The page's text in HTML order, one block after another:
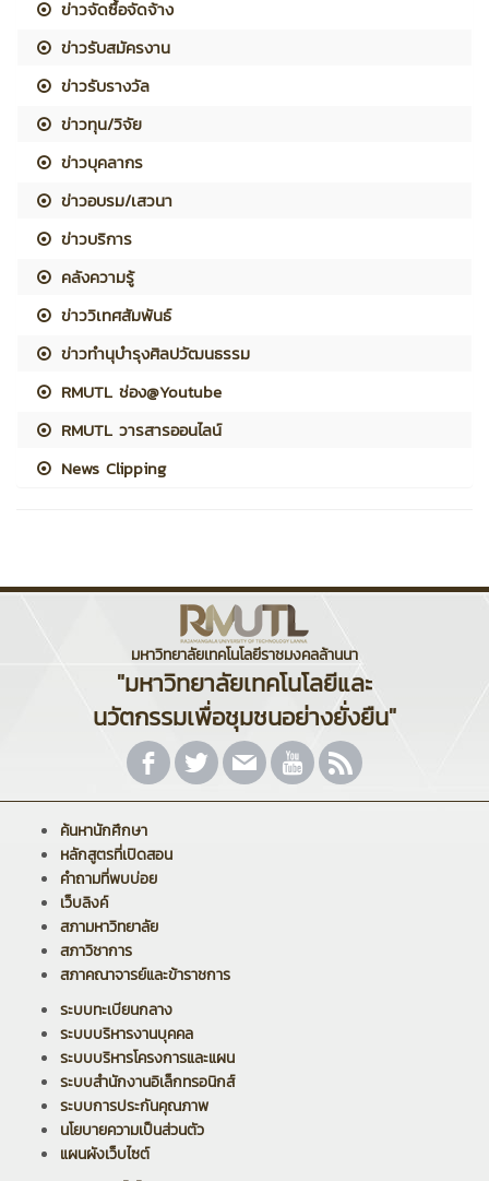
ข่าวจัดซื้อจัดจ้าง
ข่าวรับสมัครงาน
ข่าวรับรางวัล
ข่าวทุน/วิจัย
ข่าวบุคลากร
ข่าวอบรม/เสวนา
ข่าวบริการ
คลังความรู้
ข่าววิเทศสัมพันธ์
ข่าวทำนุบำรุงศิลปวัฒนธรรม
RMUTL ช่อง@Youtube
RMUTL วารสารออนไลน์
News Clipping
มหาวิทยาลัยเทคโนโลยีราชมงคลล้านนา
"มหาวิทยาลัยเทคโนโลยีและ
นวัตกรรมเพื่อชุมชนอย่างยั่งยืน"
ค้นหานักศึกษา
หลักสูตรที่เปิดสอน
คำถามที่พบบ่อย
เว็บลิงค์
สภามหาวิทยาลัย
สภาวิชาการ
สภาคณาจารย์และข้าราชการ
ระบบทะเบียนกลาง
ระบบบริหารงานบุคคล
ระบบบริหารโครงการและแผน
ระบบสำนักงานอิเล็กทรอนิกส์
ระบบการประกันคุณภาพ
นโยบายความเป็นส่วนตัว
แผนผังเว็บไซต์